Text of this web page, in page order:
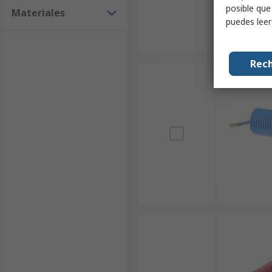
Materiales
posible
puedes